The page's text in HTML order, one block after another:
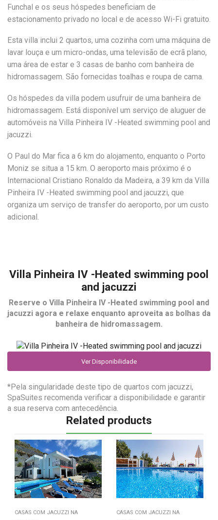
Funchal e os seus hóspedes beneficiam de
estacionamento privado no local e de acesso Wi-Fi gratuito.
Esta villa inclui 2 quartos, uma cozinha com uma máquina de
lavar louça e um micro-ondas, uma televisão de ecrã plano,
uma área de estar e 3 casas de banho com banheira de
hidromassagem. São fornecidas toalhas e roupa de cama.
Os hóspedes da villa podem usufruir de uma banheira de
hidromassagem. Está disponível um serviço de aluguer de
automóveis na Villa Pinheira IV -Heated swimming pool and
jacuzzi.
O Paul do Mar fica a 6 km do alojamento, enquanto o Porto
Moniz se situa a 15 km. O aeroporto mais próximo é o
Internacional Cristiano Ronaldo da Madeira, a 39 km da Villa
Pinheira IV -Heated swimming pool and jacuzzi, que
organiza um serviço de transfer do aeroporto, por um custo
adicional.
Villa Pinheira IV -Heated swimming pool
and jacuzzi
Reserve o Villa Pinheira IV -Heated swimming pool and
jacuzzi agora e relaxe enquanto aproveita as bolhas da
banheira de hidromassagem.
Ver Disponibilidade
*Pela singularidade deste tipo de quartos com jacuzzi,
SpaSuites recomenda verificar a disponibilidade e garantir
a sua reserva com antecedência.
Related products
CASAS COM JACUZZI NA
CASAS COM JACUZZI NA